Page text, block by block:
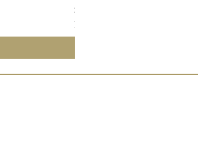
Susan Wong：靠近你（25週
Price
NT$700.00